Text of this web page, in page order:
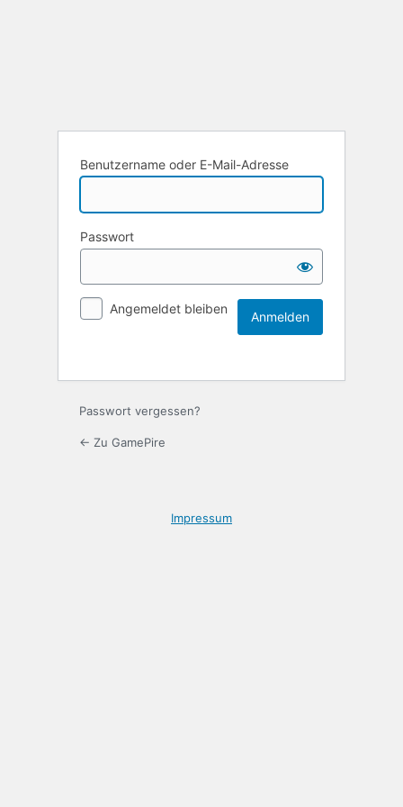
Benutzername oder E-Mail-Adresse
Passwort
Angemeldet bleiben
Passwort vergessen?
← Zu GamePire
Impressum